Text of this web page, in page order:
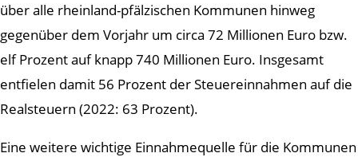
über alle rheinland-pfälzischen Kommunen hinweg
gegenüber dem Vorjahr um circa 72 Millionen Euro bzw.
elf Prozent auf knapp 740 Millionen Euro. Insgesamt
entfielen damit 56 Prozent der Steuereinnahmen auf die
Realsteuern (2022: 63 Prozent).
Eine weitere wichtige Einnahmequelle für die Kommunen